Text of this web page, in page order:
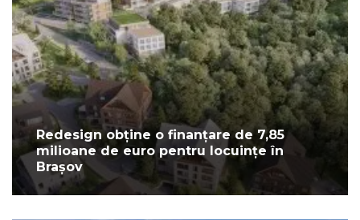
Redesign obține o finanțare de 7,85
milioane de euro pentru locuințe în
Brașov